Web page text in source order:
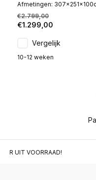
Afmetingen:
€2.799,00
€1.299,00
Vergelijk
10-12 weken
UIT VOORRAAD!